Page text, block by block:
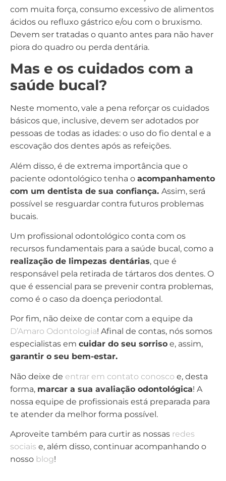
com muita força, consumo excessivo de alimentos
ácidos ou refluxo gástrico e/ou com o bruxismo.
Devem ser tratadas o quanto antes para não haver
piora do quadro ou perda dentária.
Mas e os cuidados com a
saúde bucal?
Neste momento, vale a pena reforçar os cuidados
básicos que, inclusive, devem ser adotados por
pessoas de todas as idades: o uso do fio dental e a
escovação dos dentes após as refeições.
Além disso, é de extrema importância que o
paciente odontológico tenha o acompanhamento
com um dentista de sua confiança. Assim, será
possível se resguardar contra futuros problemas
bucais.
Um profissional odontológico conta com os
recursos fundamentais para a saúde bucal, como a
realização de limpezas dentárias, que é
responsável pela retirada de tártaros dos dentes. O
que é essencial para se prevenir contra problemas,
como é o caso da doença periodontal.
Por fim, não deixe de contar com a equipe da
D’Amaro Odontologia! Afinal de contas, nós somos
especialistas em cuidar do seu sorriso e, assim,
garantir o seu bem-estar.
Não deixe de entrar em contato conosco e, desta
forma, marcar a sua avaliação odontológica! A
nossa equipe de profissionais está preparada para
te atender da melhor forma possível.
Aproveite também para curtir as nossas redes
sociais e, além disso, continuar acompanhando o
nosso blog!